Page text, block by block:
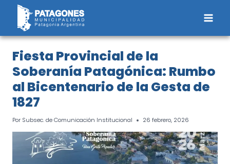
Saltar
contenido
Fiesta Provincial de la
Soberanía Patagónica: Rumbo
al Bicentenario de la Gesta de
1827
Por Subsec. de Comunicación Institucional 26 febrero, 2026